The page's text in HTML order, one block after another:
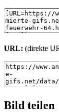
URL: (direkte
Bild teilen